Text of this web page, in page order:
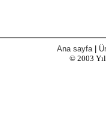
Ana sayfa
© 2003